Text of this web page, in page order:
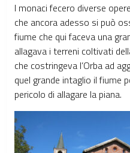
I monaci fecero diverse
che ancora adesso si può
fiume che qui faceva una
allagava i terreni coltivati
che costringeva l’Orba ad
quel grande intaglio il fiume
pericolo di allagare la piana.